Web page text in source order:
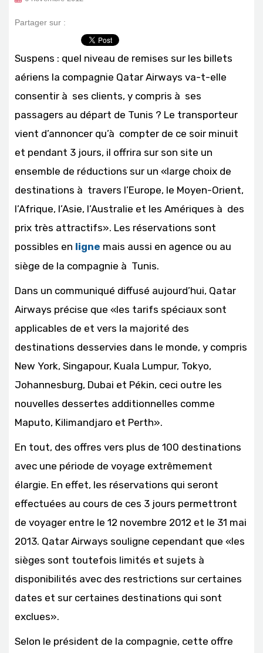
Partager sur :
Suspens : quel niveau de remises sur les billets
aériens la compagnie Qatar Airways va-t-elle
consentir à ses clients, y compris à ses
passagers au départ de Tunis ? Le transporteur
vient d’annoncer qu’à compter de ce soir minuit
et pendant 3 jours, il offrira sur son site un
ensemble de réductions sur un «large choix de
destinations à travers l’Europe, le Moyen-Orient,
l’Afrique, l’Asie, l’Australie et les Amériques à des
prix très attractifs». Les réservations sont
possibles en ligne mais aussi en agence ou au
siège de la compagnie à Tunis.
Dans un communiqué diffusé aujourd’hui, Qatar
Airways précise que «les tarifs spéciaux sont
applicables de et vers la majorité des
destinations desservies dans le monde, y compris
New York, Singapour, Kuala Lumpur, Tokyo,
Johannesburg, Dubai et Pékin, ceci outre les
nouvelles dessertes additionnelles comme
Maputo, Kilimandjaro et Perth».
En tout, des offres vers plus de 100 destinations
avec une période de voyage extrêmement
élargie. En effet, les réservations qui seront
effectuées au cours de ces 3 jours permettront
de voyager entre le 12 novembre 2012 et le 31 mai
2013. Qatar Airways souligne cependant que «les
sièges sont toutefois limités et sujets à
disponibilités avec des restrictions sur certaines
dates et sur certaines destinations qui sont
exclues».
Selon le président de la compagnie, cette offre